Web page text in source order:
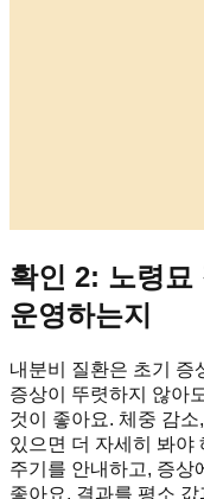
확인 2: 노령묘
운영하는지
내분비 질환은 초기 증
증상이 뚜렷하지 않아
것이 좋아요. 체중 감소
있으면 더 자세히 봐야
주기를 안내하고, 증상
좋아요. 결과를 평소